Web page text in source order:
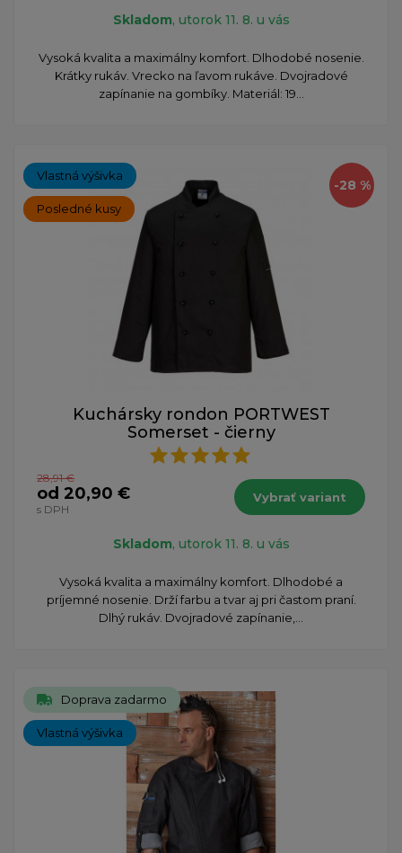
Skladom, utorok 11. 8. u vás
Vysoká kvalita a maximálny komfort. Dlhodobé nosenie.
Krátky rukáv. Vrecko na ľavom rukáve. Dvojradové
zapínanie na gombíky. Materiál: 19...
-28 %
Vlastná výšivka
Posledné kusy
Kuchársky rondon PORTWEST
Somerset - čierny
28,91 €
od 20,90 €
s DPH
Vybrať variant
Skladom, utorok 11. 8. u vás
Vysoká kvalita a maximálny komfort. Dlhodobé a
príjemné nosenie. Drží farbu a tvar aj pri častom praní.
Dlhý rukáv. Dvojradové zapínanie,...
Doprava zadarmo
Vlastná výšivka